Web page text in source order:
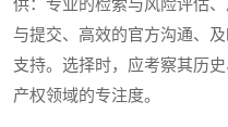
供：专业的检索与风险评估
与提交、高效的官方沟通、
支持。选择时，应考察其历
产权领域的专注度。